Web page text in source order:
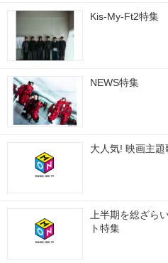
Kis-My-Ft2特集
NEWS特集
大人気! 映画主題
上半期を総ざら
ト特集